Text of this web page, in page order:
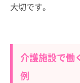
大切です。
介護施設で働
例